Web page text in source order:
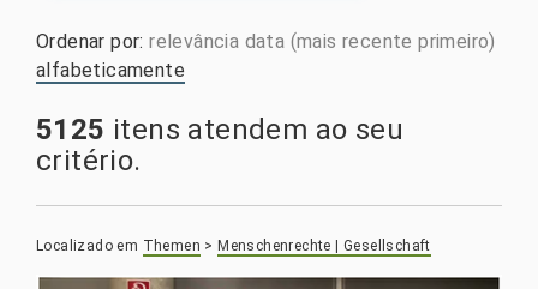
Ordenar por:relevância data (mais recente primeiro)
alfabeticamente
5125 itens atendem ao seu
critério.
Localizado em Themen > Menschenrechte | Gesellschaft